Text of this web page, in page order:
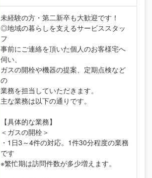
未経験の方・第二新卒も大歓迎です！
◎地域の暮らしを支えるサービススタッ
フ
事前にご連絡を頂いた個人のお客様宅へ
伺い、
ガスの開栓や機器の提案、定期点検など
の
業務を担当していただきます。
主な業務は以下の通りです。
【具体的な業務】
＜ガスの開栓＞
・1日3～4件の対応。1件30分程度の業務
です
※繁忙期は訪問件数が多少増えます。